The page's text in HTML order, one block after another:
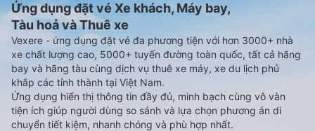
Ứng dụng đặt vé Xe khách, Máy bay,
Tàu hoả và Thuê xe
Vexere - ứng dụng đặt vé đa phương tiện với hơn 3000+ nhà
xe chất lượng cao, 5000+ tuyến đường toàn quốc, tất cả hãng
bay và hãng tàu cùng dịch vụ thuê xe máy, xe du lịch phủ
khắp các tỉnh thành tại Việt Nam.
Ứng dụng hiển thị thông tin đầy đủ, minh bạch cùng vô vàn
tiện ích giúp người dùng so sánh và lựa chọn phương án di
chuyển tiết kiệm, nhanh chóng và phù hợp nhất.